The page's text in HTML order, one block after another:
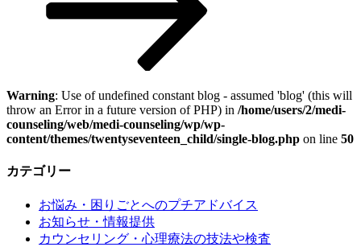
Warning: Use of undefined constant blog - assumed 'blog' (this will
throw an Error in a future version of PHP) in /home/users/2/medi-
counseling/web/medi-counseling/wp/wp-
content/themes/twentyseventeen_child/single-blog.php on line 50
カテゴリー
お悩み・困りごとへのプチアドバイス
お知らせ・情報提供
カウンセリング・心理療法の技法や検査